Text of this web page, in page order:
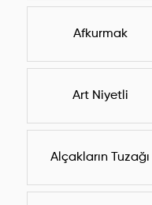
Afkurmak
Art Niyetli
Alçakların Tuzağı